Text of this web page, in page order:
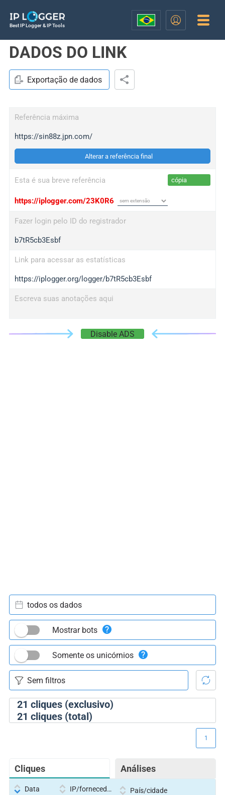
Best IP Logger & IP Tools
DADOS DO LINK
Exportação de dados
Referência máxima
https://sin88z.jpn.com/
Alterar a referência final
Esta é sua breve referência cópia
https://iplogger.com/23K0R6
Fazer login pelo ID do registrador
b7tR5cb3Esbf
Link para acessar as estatísticas
https://iplogger.org/logger/b7tR5cb3Esbf
Escreva suas anotações aqui
Disable ADS
21 cliques (exclusivo)
21 cliques (total)
todos os dados
Mostrar bots
Somente os unicórnios
Cliques Análises
1
Data IP/fornecedor País/cidade